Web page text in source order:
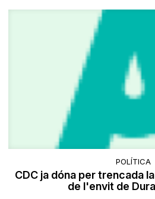
POLÍTICA
CDC ja dóna per trencada
de l'envit de